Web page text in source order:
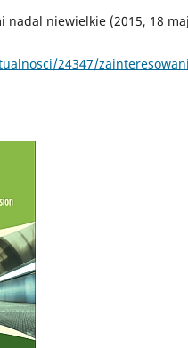
nadal niewielkie (2015, 18
24347/